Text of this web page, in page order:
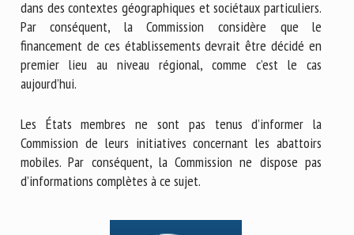
dans des contextes géographiques et sociétaux particuliers.
Par conséquent, la Commission considère que le
financement de ces établissements devrait être décidé en
premier lieu au niveau régional, comme c’est le cas
aujourd’hui.
Les États membres ne sont pas tenus d’informer la
Commission de leurs initiatives concernant les abattoirs
mobiles. Par conséquent, la Commission ne dispose pas
d’informations complètes à ce sujet.